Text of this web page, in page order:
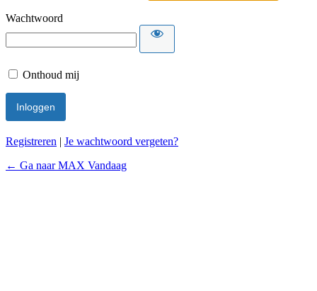
Wachtwoord
Onthoud mij
Registreren | Je wachtwoord vergeten?
← Ga naar MAX Vandaag